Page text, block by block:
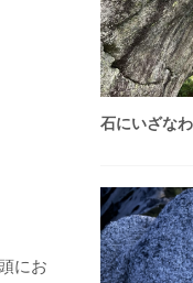
にお
石にいざな